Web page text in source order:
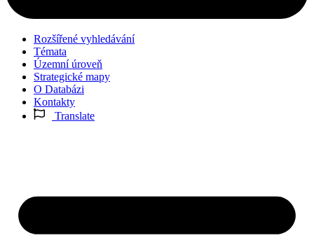
Rozšířené vyhledávání
Témata
Územní úroveň
Strategické mapy
O Databázi
Kontakty
Translate